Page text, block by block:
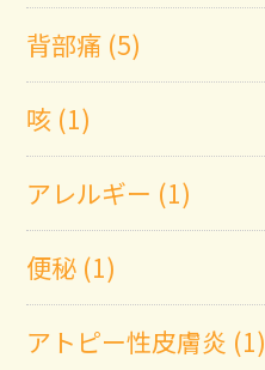
背部痛 (5)
咳 (1)
アレルギー (1)
便秘 (1)
アトピー性皮膚炎 (1)